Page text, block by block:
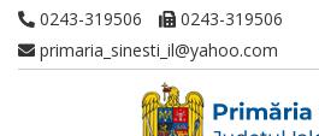
0243-319506
0243-319506
primaria_sinesti_il@yahoo.com